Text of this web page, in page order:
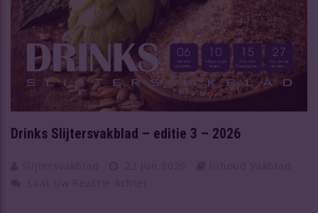
Drinks Slijtersvakblad – editie 3 – 2026